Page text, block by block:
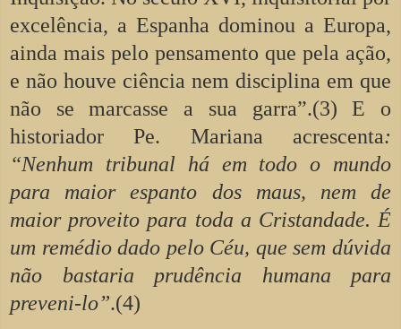
excelência, a Espanha dominou a Europa,
ainda mais pelo pensamento que pela ação,
e não houve ciência nem disciplina em que
não se marcasse a sua garra”.(3) E o
historiador Pe. Mariana acrescenta:
“Nenhum tribunal há em todo o mundo
para maior espanto dos maus, nem de
maior proveito para toda a Cristandade. É
um remédio dado pelo Céu, que sem dúvida
não bastaria prudência humana para
preveni-lo”.(4)